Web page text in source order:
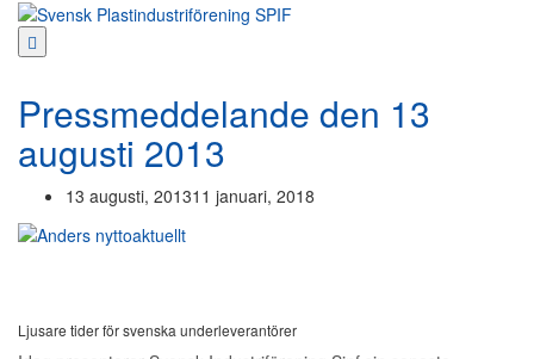
Hoppa
innehåll
Pressmeddelande den 13
augusti 2013
13 augusti, 201311 januari, 2018
Ljusare tider för svenska underleverantörer